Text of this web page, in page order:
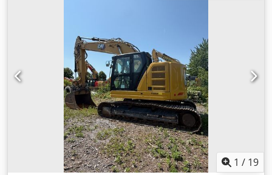
Inclui 1 concha para escavação de 1,3 m³ e 1 escarificador •
Profundidade de escavação: aprox. 7 m Dkjdpewmpcujfx
Afaor • Peso vazio: 43.500 kg - Máquina alemã! -
Operacional! - Toda a manutenção realizada por Zeppelin /
Caterpillar Sujeito a erros e venda prévia! = Mais
informações = Ano de fabricação: 2013 Danos: nenhum
1 / 19